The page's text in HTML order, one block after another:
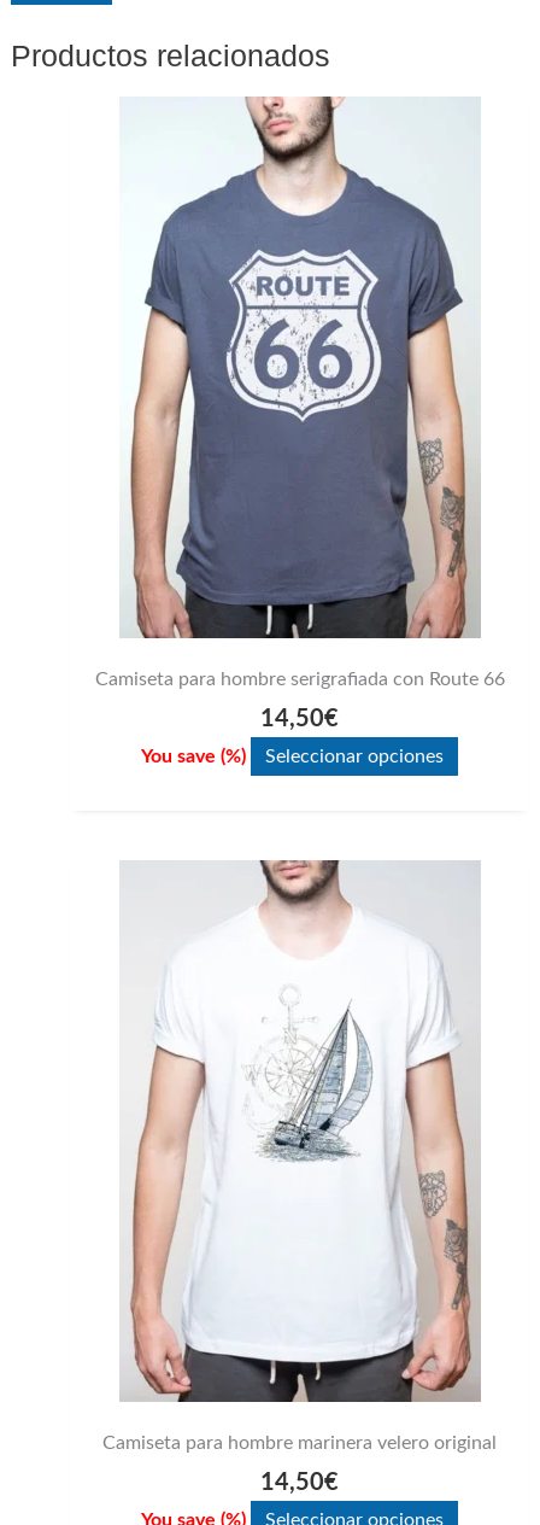
Productos relacionados
Camiseta para hombre serigrafiada con Route 66
14,50€
You save (%) Seleccionar opciones
Las
pueden
elegir
en
la
página
de
producto
Camiseta para hombre marinera velero original
14,50€
You save (%) Seleccionar opciones
se
pueden
elegir
en
la
página
de
producto